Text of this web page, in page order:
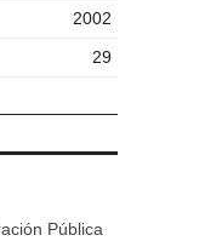
2002
29
Pública